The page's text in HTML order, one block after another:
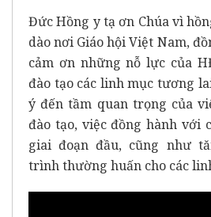
Đức Hồng y tạ ơn Chúa vì
dào nơi Giáo hội Việt Nam,
cảm ơn những nỗ lực của
đào tạo các linh mục tương
ý đến tầm quan trọng của
đào tạo, việc đồng hành với
giai đoạn đầu, cũng như
trình thường huấn cho các